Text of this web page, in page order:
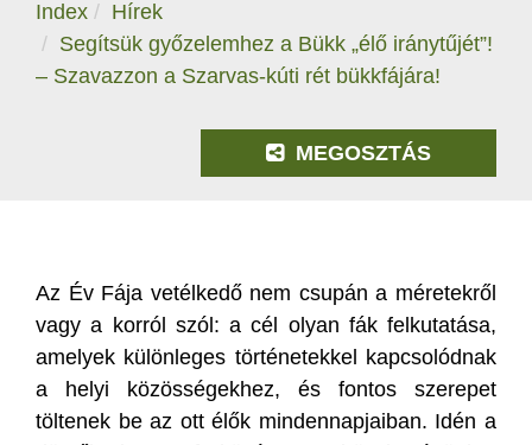
GEOPARKOK
KAPCSOLAT
Index
Hírek
Segítsük győzelemhez a Bükk „élő iránytűjét”!
– Szavazzon a Szarvas-kúti rét bükkfájára!
MEGOSZTÁS
Az Év Fája vetélkedő nem csupán a méretekről
vagy a korról szól: a cél olyan fák felkutatása,
amelyek különleges történetekkel kapcsolódnak
a helyi közösségekhez, és fontos szerepet
töltenek be az ott élők mindennapjaiban. Idén a